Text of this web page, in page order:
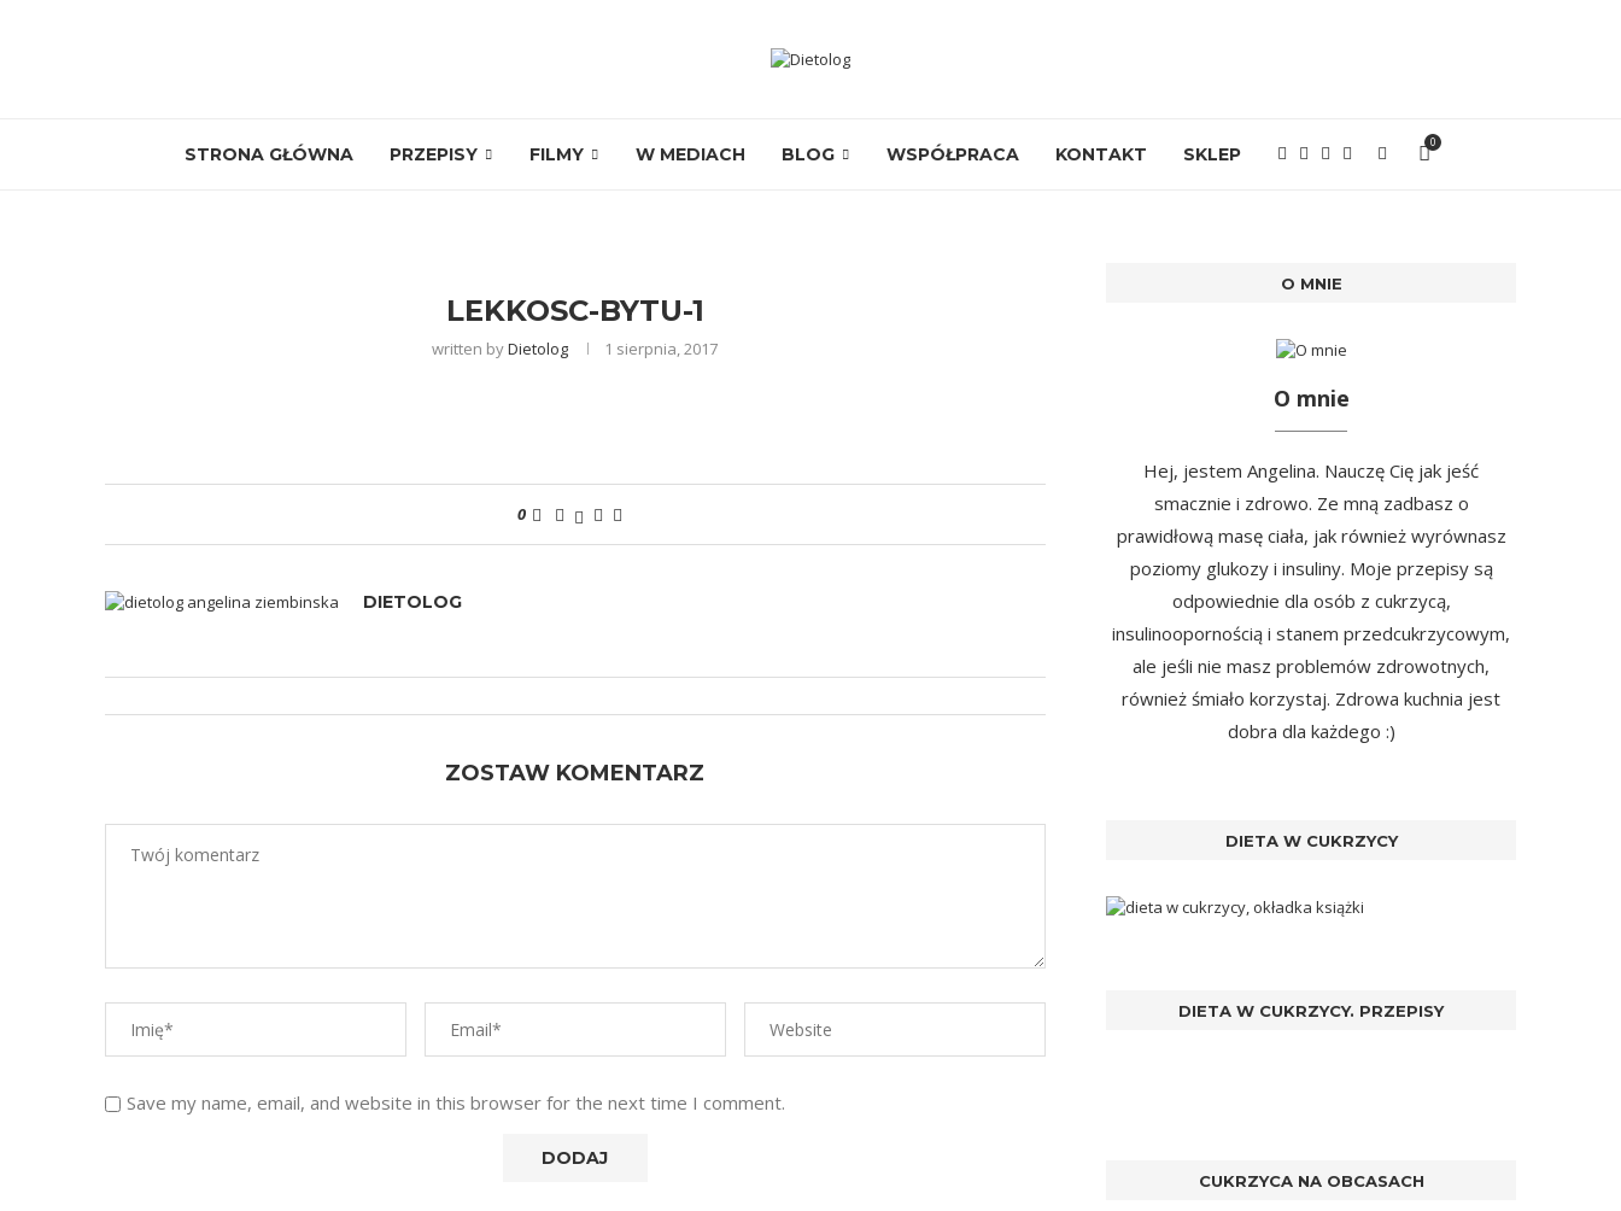
STRONA GŁÓWNA PRZEPISY FILMY W MEDIACH BLOG WSPÓŁPRACA KONTAKT SKLEP
0
LEKKOSC-BYTU-1
written byDietolog 1 sierpnia, 2017
0
DIETOLOG
ZOSTAW KOMENTARZ
Save my name, email, and website in this browser for the next time I comment.
O MNIE
O mnie
Hej, jestem Angelina. Nauczę Cię jak jeść
smacznie i zdrowo. Ze mną zadbasz o
prawidłową masę ciała, jak również wyrównasz
poziomy glukozy i insuliny. Moje przepisy są
odpowiednie dla osób z cukrzycą,
insulinoopornością i stanem przedcukrzycowym,
ale jeśli nie masz problemów zdrowotnych,
również śmiało korzystaj. Zdrowa kuchnia jest
dobra dla każdego :)
DIETA W CUKRZYCY
DIETA W CUKRZYCY. PRZEPISY
CUKRZYCA NA OBCASACH